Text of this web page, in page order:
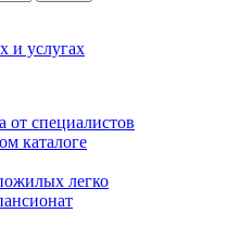
и услугах
от специалистов
каталоге
легко